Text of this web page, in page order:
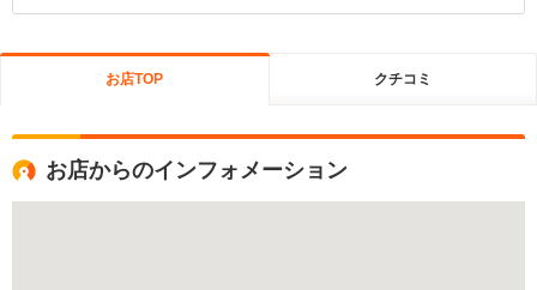
お店TOP クチコミ
お店からのインフォメーション